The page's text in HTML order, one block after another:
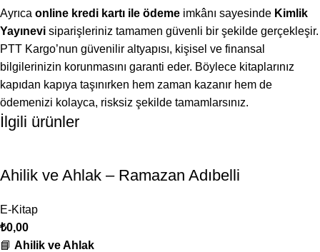
Ayrıca online kredi kartı ile ödeme imkânı sayesinde Kimlik
Yayınevi siparişleriniz tamamen güvenli bir şekilde gerçekleşir.
PTT Kargo’nun güvenilir altyapısı, kişisel ve finansal
bilgilerinizin korunmasını garanti eder. Böylece kitaplarınız
kapıdan kapıya taşınırken hem zaman kazanır hem de
ödemenizi kolayca, risksiz şekilde tamamlarsınız.
İlgili ürünler
Ahilik ve Ahlak – Ramazan Adıbelli
E-Kitap
₺0,00
📘 Ahilik ve Ahlak